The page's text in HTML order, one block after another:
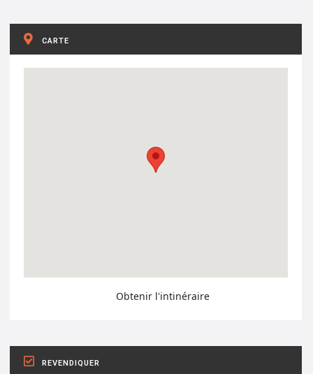
CARTE
Obtenir l'intinéraire
REVENDIQUER